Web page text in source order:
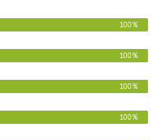
100%
100%
100%
100%